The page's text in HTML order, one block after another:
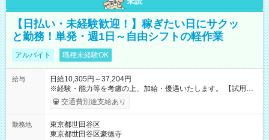
【日払い・未経験歓迎！】稼ぎたい日にサクッ
と勤務！単発・週1日～自由シフトの軽作業
アルバイト 職種未経験OK
給与
日給10,305円～37,204円
※経験・能力等を考慮の上、加給・優遇いたします。 【試用期
間】試用期間なし
交通費別途支給あり
勤務地
東京都世田谷区
東京都世田谷区豪徳寺